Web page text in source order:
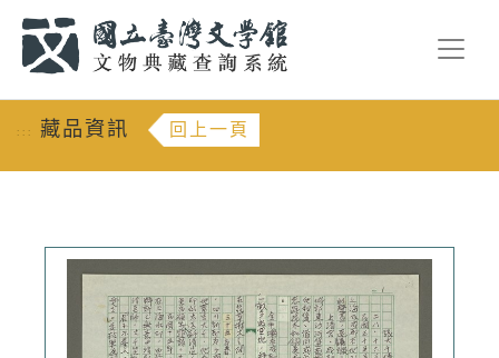
::: 藏品資訊 回上一頁